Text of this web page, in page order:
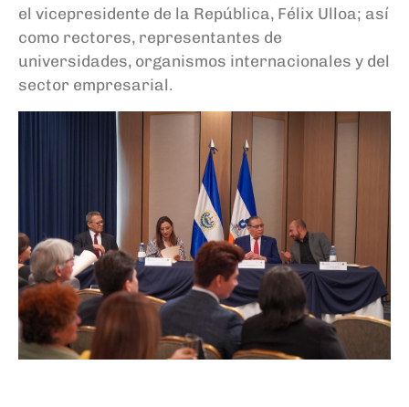
el vicepresidente de la República, Félix Ulloa; así
como rectores, representantes de
universidades, organismos internacionales y del
sector empresarial.